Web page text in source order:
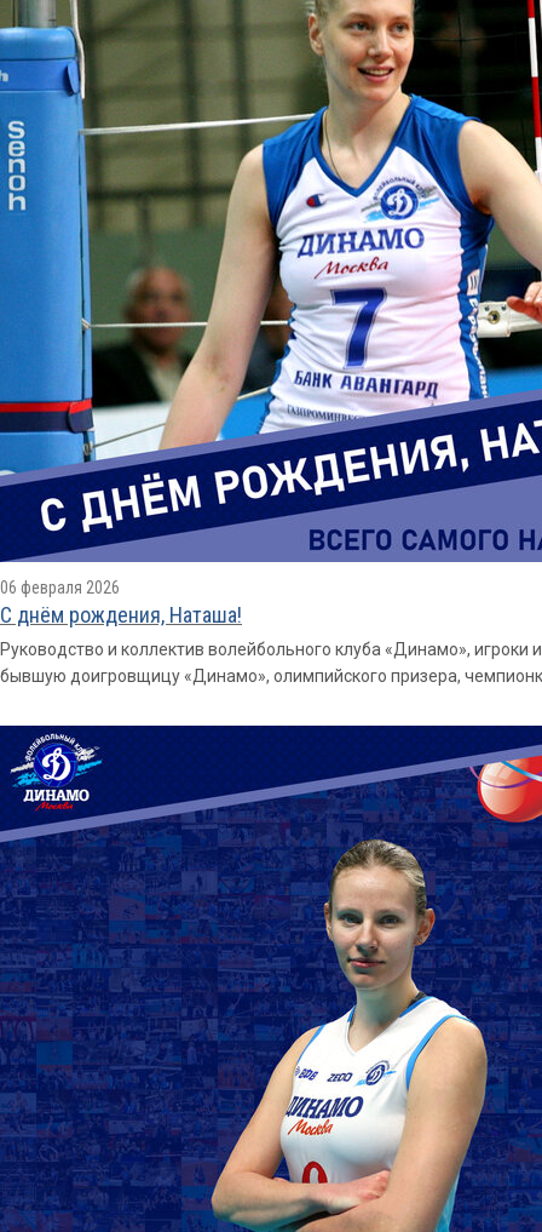
06 февраля 2026
С днём рождения, Наташа!
Руководство и коллектив волейбольного клуба «Динамо»,
бывшую доигровщицу «Динамо», олимпийского призера,